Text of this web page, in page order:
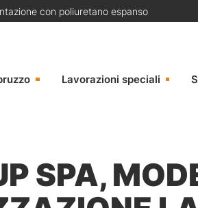
con poliuretano espanso
Lavorazioni speciali
SPA,